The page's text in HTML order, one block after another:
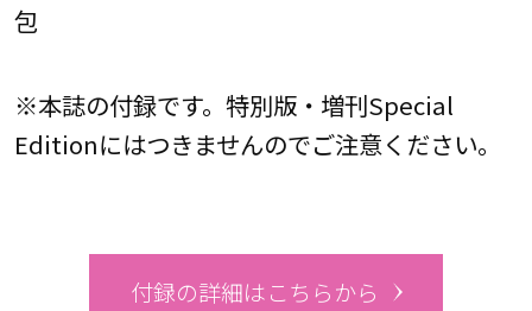
包
※本誌の付録です。特別版・増刊Special
Editionにはつきませんのでご注意ください。
付録の詳細はこちらから